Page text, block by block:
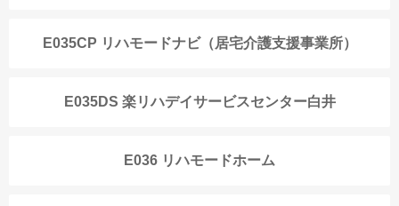
E035CP リハモードナビ（居宅介護支援事業所）
E035DS 楽リハデイサービスセンター白井
E036 リハモードホーム